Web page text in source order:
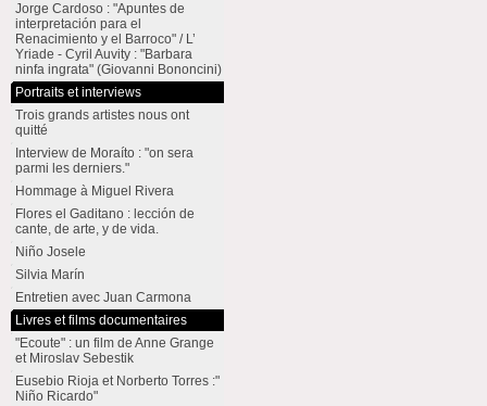
Jorge Cardoso : "Apuntes de
interpretación para el
Renacimiento y el Barroco" / L’
Yriade - Cyril Auvity : "Barbara
ninfa ingrata" (Giovanni Bononcini)
Portraits et interviews
Trois grands artistes nous ont
quitté
Interview de Moraíto : "on sera
parmi les derniers."
Hommage à Miguel Rivera
Flores el Gaditano : lección de
cante, de arte, y de vida.
Niño Josele
Silvia Marín
Entretien avec Juan Carmona
Livres et films documentaires
"Ecoute" : un film de Anne Grange
et Miroslav Sebestik
Eusebio Rioja et Norberto Torres :"
Niño Ricardo"